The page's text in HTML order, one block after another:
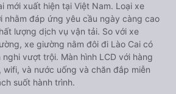
mới xuất hiện tại Việt Nam. Loại xe
nhằm đáp ứng yêu cầu ngày càng cao
lượng dịch vụ vận tải. So với xe
xe giường nằm đôi đi Lào Cai có
vượt trội. Màn hình LCD với hàng
wifi, và nước uống và chăn đắp miễn
suốt hành trình.